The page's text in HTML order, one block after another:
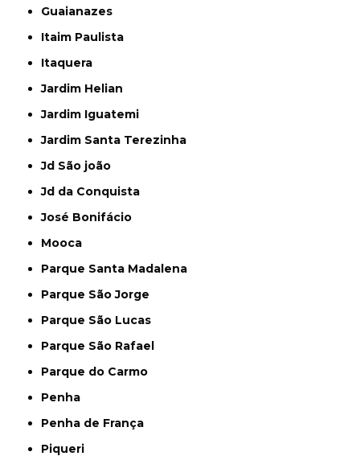
Guaianazes
Itaim Paulista
Itaquera
Jardim Helian
Jardim Iguatemi
Jardim Santa Terezinha
Jd São joão
Jd da Conquista
José Bonifácio
Mooca
Parque Santa Madalena
Parque São Jorge
Parque São Lucas
Parque São Rafael
Parque do Carmo
Penha
Penha de França
Piqueri